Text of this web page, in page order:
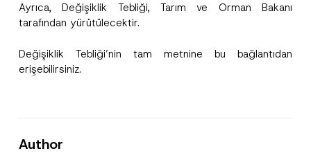
Ayrıca, Değişiklik Tebliği, Tarım ve Orman Bakanı
tarafından yürütülecektir.
Değişiklik Tebliği’nin tam metnine bubağlantıdan
erişebilirsiniz.
Author
*